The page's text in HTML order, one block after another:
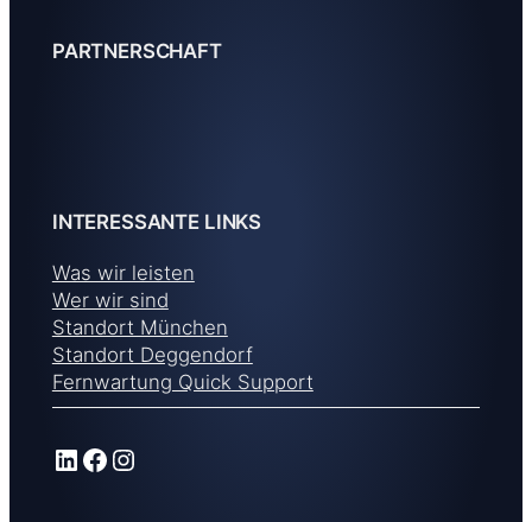
PARTNERSCHAFT
INTERESSANTE LINKS
Was wir leisten
Wer wir sind
Standort München
Standort Deggendorf
Fernwartung Quick Support
LinkedIn Facebook Instagram